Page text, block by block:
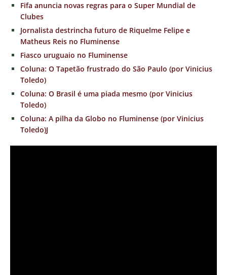
Fifa anuncia novas regras para o Super Mundial de
Clubes
Jornalista destrincha futuro de Riquelme Felipe e
Matheus Reis no Fluminense
Fiasco uruguaio no Fluminense
Coluna: O Tapetão frustrado do São Paulo (por Vinicius
Toledo)
Coluna: O Brasil é uma piada mesmo (por Vinicius
Toledo)
Coluna: A pilha da Globo no Fluminense (por Vinicius
Toledo)J